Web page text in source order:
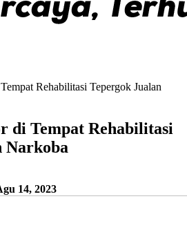
Rehabilitasi Tepergok Jualan
di Tempat Rehabilitasi
Narkoba
14, 2023